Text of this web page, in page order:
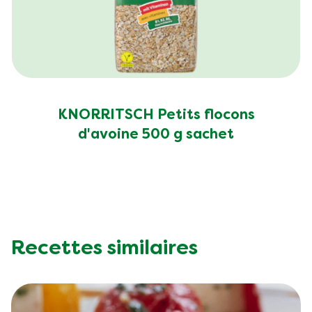
KNORRITSCH Petits flocons
d'avoine 500 g sachet
Recettes similaires